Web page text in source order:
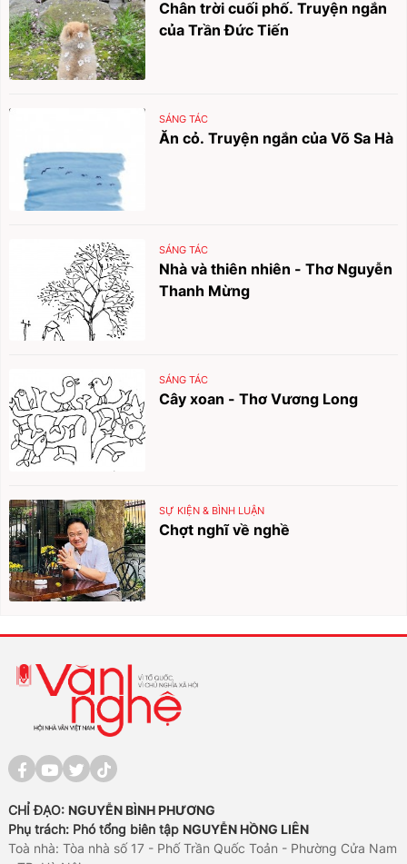
Chân trời cuối phố. Truyện ngắn
của Trần Đức Tiến
SÁNG TÁC
Ăn cỏ. Truyện ngắn của Võ Sa Hà
SÁNG TÁC
Nhà và thiên nhiên - Thơ Nguyễn
Thanh Mừng
SÁNG TÁC
Cây xoan - Thơ Vương Long
SỰ KIỆN & BÌNH LUẬN
Chợt nghĩ về nghề
CHỈ ĐẠO: NGUYỄN BÌNH PHƯƠNG
Phụ trách: Phó tổng biên tập NGUYỄN HỒNG LIÊN
Toà nhà: Tòa nhà số 17 - Phố Trần Quốc Toản - Phường Cửa Nam